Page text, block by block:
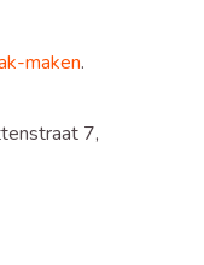
maken.
7,